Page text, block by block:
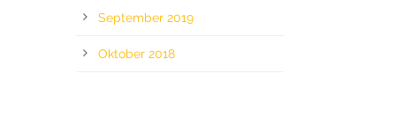
September 2019
Oktober 2018